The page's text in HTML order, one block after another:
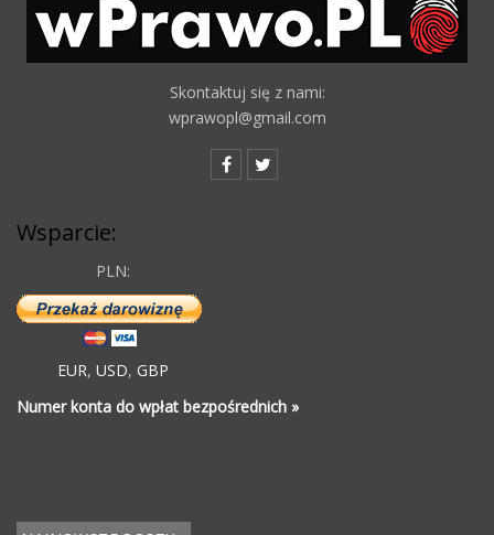
Skontaktuj się z nami:
wprawopl@gmail.com
Wsparcie:
PLN:
EUR, USD, GBP
Numer konta do wpłat bezpośrednich »